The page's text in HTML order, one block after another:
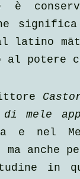
è
latino
al potere
di mele
e nel
ma anche
in